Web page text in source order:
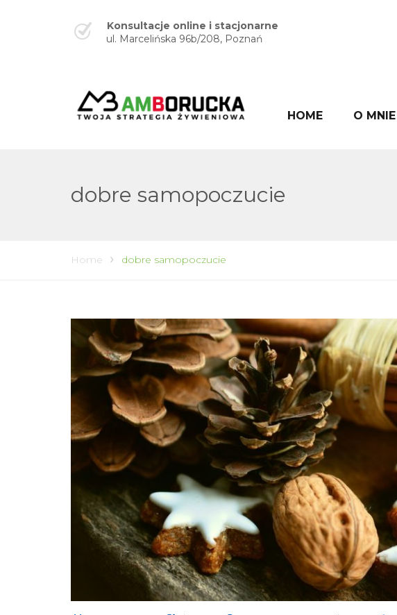
Konsultacje online i stacjonarne
ul. Marcelińska 96b/208, Poznań
HOME O MNIE
dobre samopoczucie
Home dobre samopoczucie